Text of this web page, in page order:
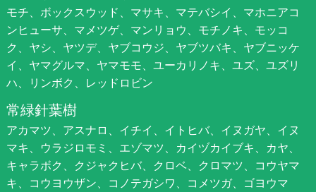
モチ、ボックスウッド、マサキ、マテバシイ、マホニアコ
ンヒューサ、マメツゲ、マンリョウ、モチノキ、モッコ
ク、ヤシ、ヤツデ、ヤブコウジ、ヤブツバキ、ヤブニッケ
イ、ヤマグルマ、ヤマモモ、ユーカリノキ、ユズ、ユズリ
ハ、リンボク、レッドロビン
常緑針葉樹
アカマツ、アスナロ、イチイ、イトヒバ、イヌガヤ、イヌ
マキ、ウラジロモミ、エゾマツ、カイヅカイブキ、カヤ、
キャラボク、クジャクヒバ、クロベ、クロマツ、コウヤマ
キ、コウヨウザン、コノテガシワ、コメツガ、ゴヨウマ